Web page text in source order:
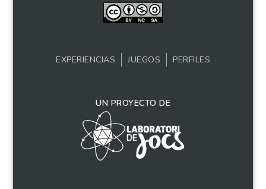
EXPERIENCIAS JUEGOS PERFILES
UN PROYECTO DE